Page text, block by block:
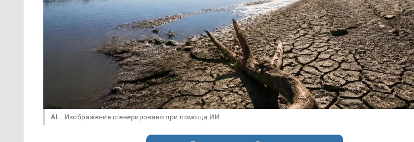
AI Изображение сгенерировано при помощи ИИ